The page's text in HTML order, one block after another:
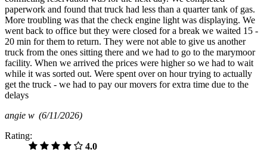
paperwork and found that truck had less than a quarter tank of gas.
More troubling was that the check engine light was displaying. We
went back to office but they were closed for a break we waited 15 -
20 min for them to return. They were not able to give us another
truck from the ones sitting there and we had to go to the marymoor
facility. When we arrived the prices were higher so we had to wait
while it was sorted out. Were spent over on hour trying to actually
get the truck - we had to pay our movers for extra time due to the
delays
angie w (6/11/2026)
Rating:
4.0